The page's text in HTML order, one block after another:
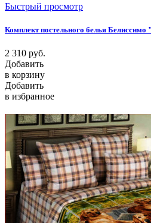
Быстрый просмотр
Комплект постельного белья Белиссимо
2 310 руб.
Добавить
в корзину
Добавить
в избранное